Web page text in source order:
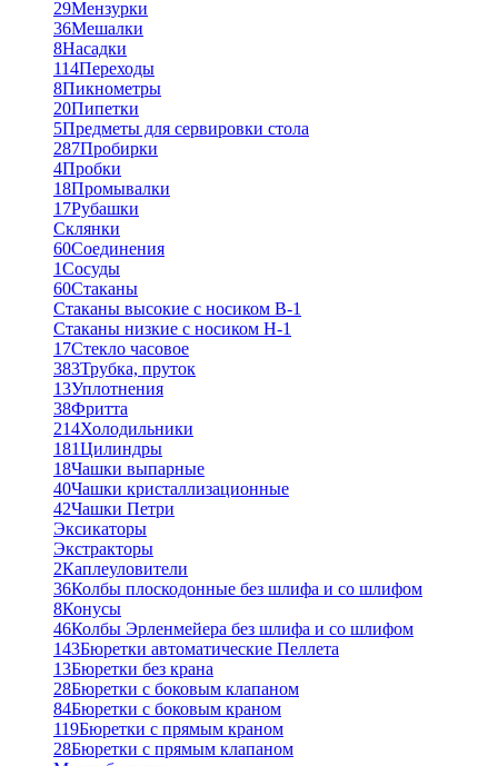
29Мензурки
36Мешалки
8Насадки
114Переходы
8Пикнометры
20Пипетки
5Предметы для сервировки стола
287Пробирки
4Пробки
18Промывалки
17Рубашки
Склянки
60Соединения
1Сосуды
60Стаканы
Стаканы высокие с носиком В-1
Стаканы низкие с носиком Н-1
17Стекло часовое
383Трубка, пруток
13Уплотнения
38Фритта
214Холодильники
181Цилиндры
18Чашки выпарные
40Чашки кристаллизационные
42Чашки Петри
Эксикаторы
Экстракторы
2Каплеуловители
36Колбы плоскодонные без шлифа и со шлифом
8Конусы
46Колбы Эрленмейера без шлифа и со шлифом
143Бюретки автоматические Пеллета
13Бюретки без крана
28Бюретки с боковым клапаном
84Бюретки с боковым краном
119Бюретки с прямым краном
28Бюретки с прямым клапаном